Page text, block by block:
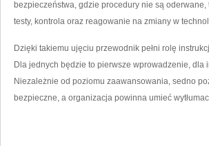
bezpieczeństwa, gdzie procedury nie są
testy, kontrola oraz reagowanie na zmiany w
Dzięki takiemu ujęciu przewodnik pełni rolę
Dla jednych będzie to pierwsze wprowadzenie,
Niezależnie od poziomu zaawansowania, sedno
bezpieczne, a organizacja powinna umieć